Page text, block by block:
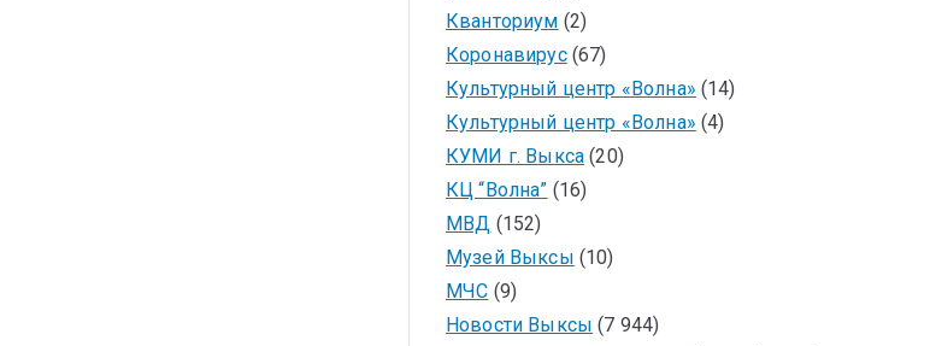
Кванториум (2)
Коронавирус(67)
Культурный центр «Волна» (14)
Культурный центр «Волна» (4)
КУМИ г. Выкса (20)
КЦ “Волна” (16)
МВД (152)
Музей Выксы (10)
МЧС (9)
Новости Выксы (7 944)